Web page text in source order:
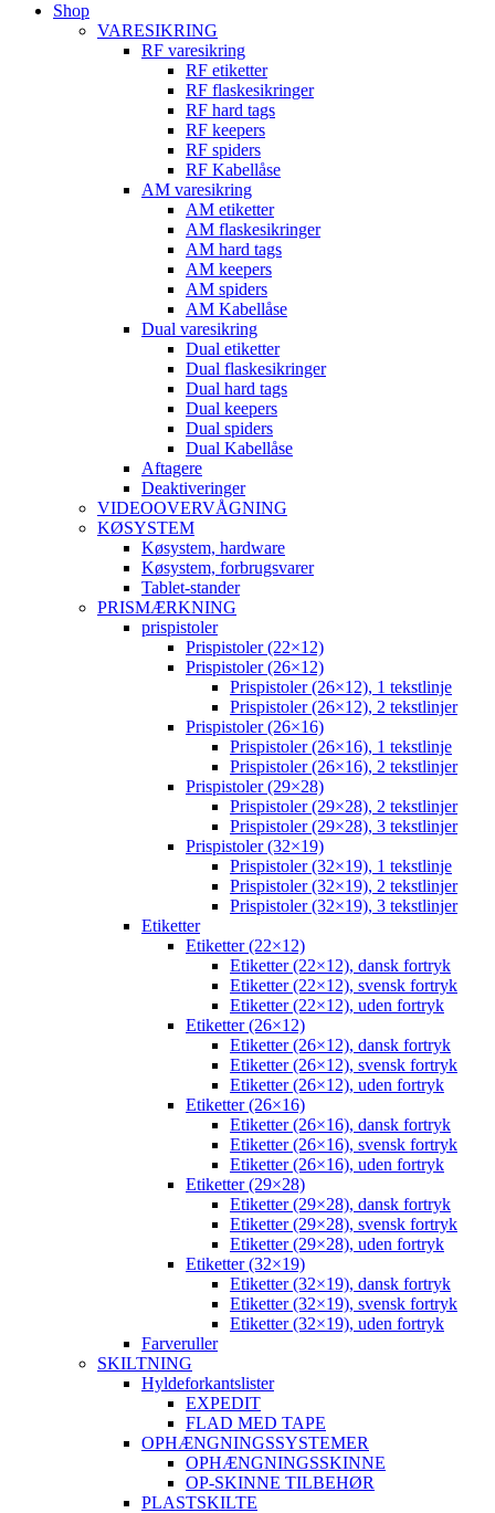
Shop
VARESIKRING
RF varesikring
RF etiketter
RF flaskesikringer
RF hard tags
RF keepers
RF spiders
RF Kabellåse
AM varesikring
AM etiketter
AM flaskesikringer
AM hard tags
AM keepers
AM spiders
AM Kabellåse
Dual varesikring
Dual etiketter
Dual flaskesikringer
Dual hard tags
Dual keepers
Dual spiders
Dual Kabellåse
Aftagere
Deaktiveringer
VIDEOOVERVÅGNING
KØSYSTEM
Køsystem, hardware
Køsystem, forbrugsvarer
Tablet-stander
PRISMÆRKNING
prispistoler
Prispistoler (22×12)
Prispistoler (26×12)
Prispistoler (26×12), 1 tekstlinje
Prispistoler (26×12), 2 tekstlinjer
Prispistoler (26×16)
Prispistoler (26×16), 1 tekstlinje
Prispistoler (26×16), 2 tekstlinjer
Prispistoler (29×28)
Prispistoler (29×28), 2 tekstlinjer
Prispistoler (29×28), 3 tekstlinjer
Prispistoler (32×19)
Prispistoler (32×19), 1 tekstlinje
Prispistoler (32×19), 2 tekstlinjer
Prispistoler (32×19), 3 tekstlinjer
Etiketter
Etiketter (22×12)
Etiketter (22×12), dansk fortryk
Etiketter (22×12), svensk fortryk
Etiketter (22×12), uden fortryk
Etiketter (26×12)
Etiketter (26×12), dansk fortryk
Etiketter (26×12), svensk fortryk
Etiketter (26×12), uden fortryk
Etiketter (26×16)
Etiketter (26×16), dansk fortryk
Etiketter (26×16), svensk fortryk
Etiketter (26×16), uden fortryk
Etiketter (29×28)
Etiketter (29×28), dansk fortryk
Etiketter (29×28), svensk fortryk
Etiketter (29×28), uden fortryk
Etiketter (32×19)
Etiketter (32×19), dansk fortryk
Etiketter (32×19), svensk fortryk
Etiketter (32×19), uden fortryk
Farveruller
SKILTNING
Hyldeforkantslister
EXPEDIT
FLAD MED TAPE
OPHÆNGNINGSSYSTEMER
OPHÆNGNINGSSKINNE
OP-SKINNE TILBEHØR
PLASTSKILTE